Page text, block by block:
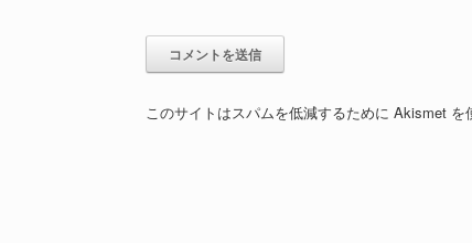
このサイトはスパムを低減するために Akismet を